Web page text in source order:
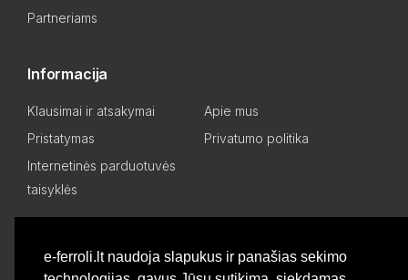
e-ferroli.lt naudoja slapukus ir panašias sekimo
Partneriams
Informacija
Klausimai ir atsakymai
Apie mus
Pristatymas
Privatumo politika
Internetinės parduotuvės
taisyklės